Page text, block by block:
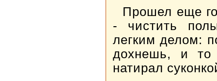
Прошел еще
- чистить
легким делом:
дохнешь, и
натирал